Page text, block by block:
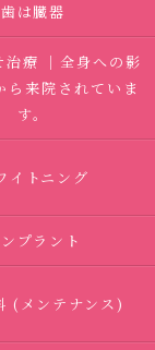
歯は臓器
治療 ｜全身への影
ら来院されていま
す。
イトニング
プラント
(メンテナンス)